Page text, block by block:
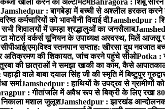
खाली करने का अल्टीमेटमBahragora : शिबू सोरेन
Jamshedpur : बागबेड़ा में बच्ची से अश्लील हरकत करने
कर्मचारियों को भावभीनी विदाई दीJamshedpur :
सभी शिवालयों में उमड़ा श्रद्धालुओं का जनसैलाब
मोटर्स वर्कर्स यूनियन के उपाध्यक्ष अस्वस्थ, मिलें आजसू
विश्व स्तनपान सप्ताह: खीरसा दूध नवजात
अतिक्रमण की शिकायत, जांच करने पहुंचे सीओPotka :
की छात्राओं ने समझा खाकी का काम, कैसे आपातकाल
वाले बाबा दयाल सिंह जी की स्मृति में बिष्टुपुर
समांJamshedpur : हाथियों के उपद्रव से ग्रामीणों को
: गीतांजलि में अवैध रूप से बिक्री के लिए रखा 80
मशाल जुलूशJamshedpur : झारखंड